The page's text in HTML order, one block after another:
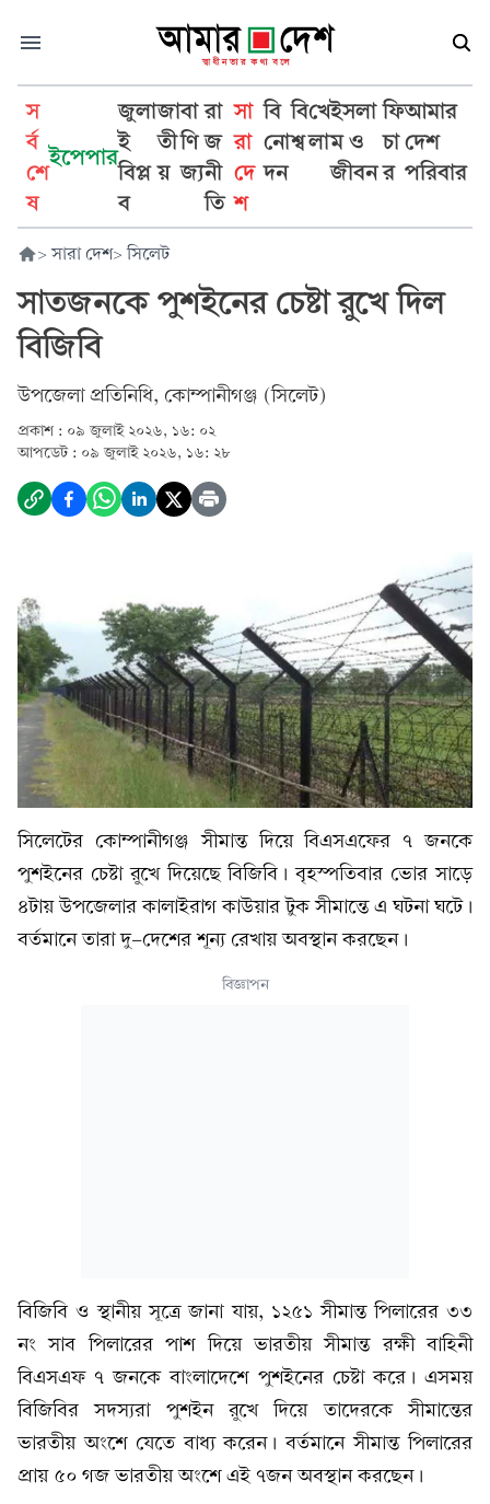
স
র্ব
শে
ষ
ইপেপার
জুলা
ই
বিপ্ল
ব
জা
তী
য়
বা
ণি
জ্য
রা
জ
নী
তি
সা
রা
দে
শ
বি
নো
দন
বি
শ্ব
খে
লা
ইসলা
ম ও
জীবন
ফি
চা
র
আমার
দেশ
পরিবার
> সারা দেশ> সিলেট
সাতজনকে পুশইনের চেষ্টা রুখে দিল
বিজিবি
উপজেলা প্রতিনিধি, কোম্পানীগঞ্জ (সিলেট)
প্রকাশ : ০৯ জুলাই ২০২৬, ১৬: ০২
আপডেট : ০৯ জুলাই ২০২৬, ১৬: ২৮
সিলেটের কোম্পানীগঞ্জ সীমান্ত দিয়ে বিএসএফের ৭ জনকে
পুশইনের চেষ্টা রুখে দিয়েছে বিজিবি। বৃহস্পতিবার ভোর সাড়ে
৪টায় উপজেলার কালাইরাগ কাউয়ার টুক সীমান্তে এ ঘটনা ঘটে।
বর্তমানে তারা দু-দেশের শূন্য রেখায় অবস্থান করছেন।
বিজ্ঞাপন
বিজিবি ও স্থানীয় সূত্রে জানা যায়, ১২৫১ সীমান্ত পিলারের ৩৩
নং সাব পিলারের পাশ দিয়ে ভারতীয় সীমান্ত রক্ষী বাহিনী
বিএসএফ ৭ জনকে বাংলাদেশে পুশইনের চেষ্টা করে। এসময়
বিজিবির সদস্যরা পুশইন রুখে দিয়ে তাদেরকে সীমান্তের
ভারতীয় অংশে যেতে বাধ্য করেন। বর্তমানে সীমান্ত পিলারের
প্রায় ৫০ গজ ভারতীয় অংশে এই ৭জন অবস্থান করছেন।